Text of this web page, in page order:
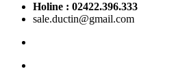
Holine : 02422.396.333
sale.ductin@gmail.com